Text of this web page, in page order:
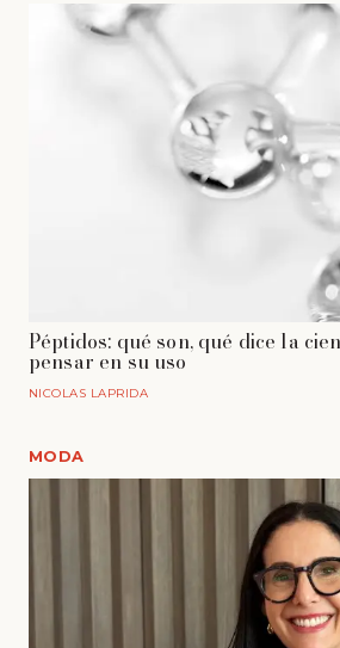
Péptidos: qué son, qué dice la
pensar en su uso
NICOLAS LAPRIDA
MODA